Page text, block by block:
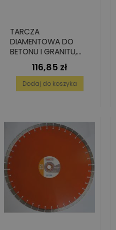
TARCZA
DIAMENTOWA DO
BETONU I GRANITU,
230 MM X 22.23 MM X
38 MM X 3 MM X 10
Cena
116,85 zł
Dodaj do koszyka